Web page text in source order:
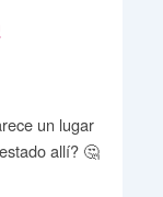
un lugar
allí? 🤔